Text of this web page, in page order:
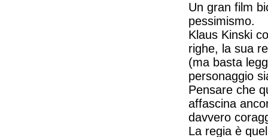
Un gran film
pessimismo.
Klaus Kinski
righe, la sua
(ma basta
personaggio
Pensare che
affascina
davvero
La regia è